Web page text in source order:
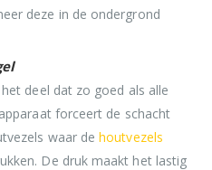
deze in de ondergrond
deel dat zo goed als alle
forceert de schacht
waar dehoutvezels
De druk maakt het lastig